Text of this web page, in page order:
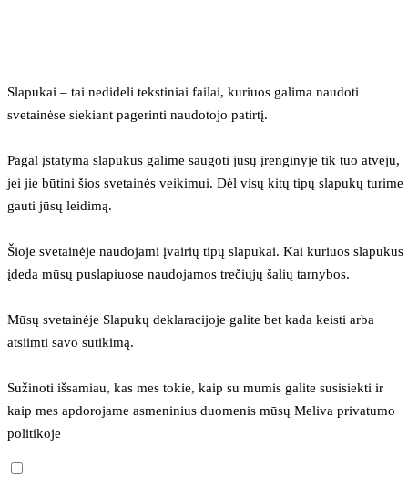
Slapukai – tai nedideli tekstiniai failai, kuriuos galima naudoti
svetainėse siekiant pagerinti naudotojo patirtį.
Pagal įstatymą slapukus galime saugoti jūsų įrenginyje tik tuo atveju,
jei jie būtini šios svetainės veikimui. Dėl visų kitų tipų slapukų turime
gauti jūsų leidimą.
Šioje svetainėje naudojami įvairių tipų slapukai. Kai kuriuos slapukus
įdeda mūsų puslapiuose naudojamos trečiųjų šalių tarnybos.
Mūsų svetainėje Slapukų deklaracijoje galite bet kada keisti arba
atsiimti savo sutikimą.
Sužinoti išsamiau, kas mes tokie, kaip su mumis galite susisiekti ir
kaip mes apdorojame asmeninius duomenis mūsų Meliva privatumo
politikoje